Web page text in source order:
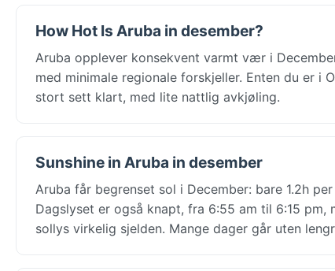
How Hot Is Aruba in desember?
Aruba opplever konsekvent varmt vær i
med minimale regionale forskjeller. Enten du er i
stort sett klart, med lite nattlig avkjøling.
Sunshine in Aruba in desember
Aruba får begrenset sol i December: bare 1.2h
Dagslyset er også knapt, fra 6:55 am til 6:15
sollys virkelig sjelden. Mange dager går uten